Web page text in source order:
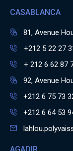
CASABLANCA
81, Avenue
+212 5 22 27
+ 212 6 62 87
92, Avenue
+212 6 75 73
+212 6 64 53